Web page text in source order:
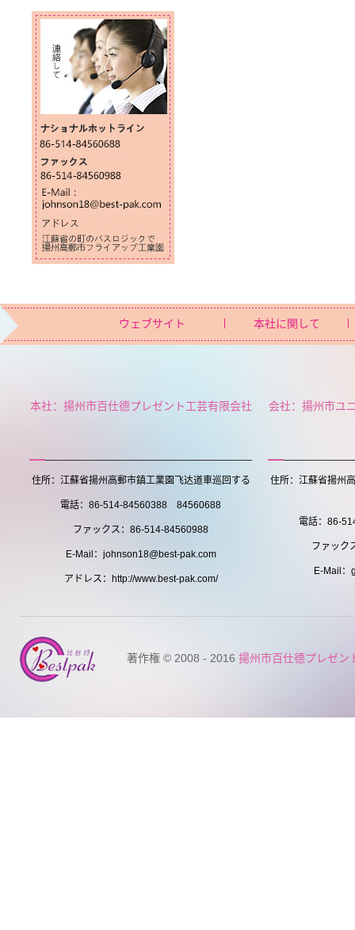
ウェブサイト 本社に関して
本社：揚州市百仕德プレゼント工芸有限会社
住所：江蘇省揚州高郵市鎮工業園飞达道車巡回する
電話：86-514-84560388 84560688
ファックス：86-514-84560988
E-Mail：johnson18@best-pak.com
アドレス：http://www.best-pak.com/
会社：揚州市ユ
住所：江蘇省揚州
電話：86-
ファック
E-Mail：
著作権 © 2008 - 2016 揚州市百仕德プレゼン